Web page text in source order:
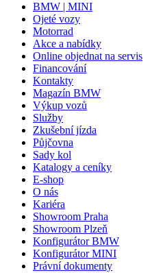
BMW | MINI
Ojeté vozy
Motorrad
Akce a nabídky
Online objednat na servis
Financování
Kontakty
Magazín BMW
Výkup vozů
Služby
Zkušební jízda
Půjčovna
Sady kol
Katalogy a ceníky
E-shop
O nás
Kariéra
Showroom Praha
Showroom Plzeň
Konfigurátor BMW
Konfigurátor MINI
Právní dokumenty